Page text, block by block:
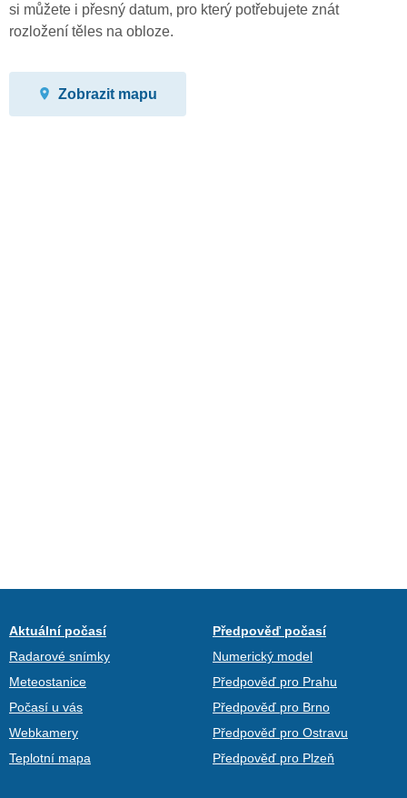
si můžete i přesný datum, pro který potřebujete znát
rozložení těles na obloze.
Zobrazit mapu
Aktuální počasí
Radarové snímky
Meteostanice
Počasí u vás
Webkamery
Teplotní mapa
Předpověď počasí
Numerický model
Předpověď pro Prahu
Předpověď pro Brno
Předpověď pro Ostravu
Předpověď pro Plzeň